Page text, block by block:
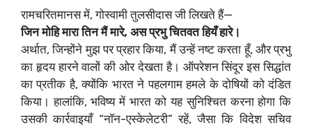
रामचरितमानस में, गोस्वामी तुलसीदास जी लिखते हैं—
जिन मोहि मारा तिन मैं मारे, अस प्रभु चितवत हियँ हारे।
अर्थात, जिन्होंने मुझ पर प्रहार किया, मैं उन्हें नष्ट करता हूँ, और प्रभु
का हृदय हारने वालों की ओर देखता है। ऑपरेशन सिंदूर इस सिद्धांत
का प्रतीक है, क्योंकि भारत ने पहलगाम हमले के दोषियों को दंडित
किया। हालांकि, भविष्य में भारत को यह सुनिश्चित करना होगा कि
उसकी कार्रवाइयाँ “नॉन-एस्केलेटरी” रहें, जैसा कि विदेश सचिव